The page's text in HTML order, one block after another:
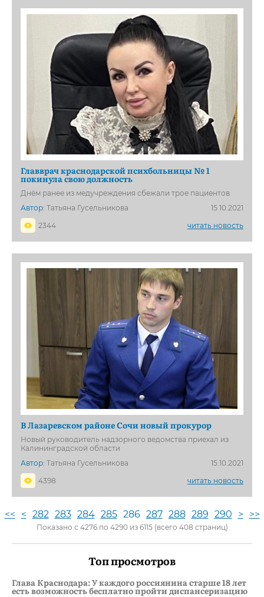
Главврач краснодарской психбольницы № 1
покинула свою должность
Днём ранее из медучреждения сбежали трое пациентов
Автор: Татьяна Гусельникова
15.10.2021
2344
читать новость
В Лазаревском районе Сочи новый прокурор
Новый руководитель надзорного ведомства приехал из
Калининградской области
Автор: Татьяна Гусельникова
15.10.2021
4398
читать новость
<< < 282 283 284 285 286 287 288 289 290 > >>
Показано с 4276 по 4290 из 6115 (всего 408 страниц)
Топ просмотров
Глава Краснодара: У каждого россиянина старше 18 лет
есть возможность бесплатно пройти диспансеризацию